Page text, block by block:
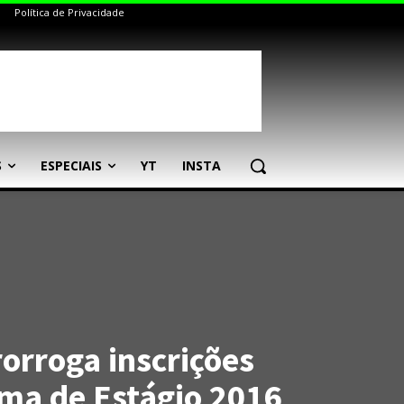
Política de Privacidade
ESPECIAIS YT INSTA
inscrições